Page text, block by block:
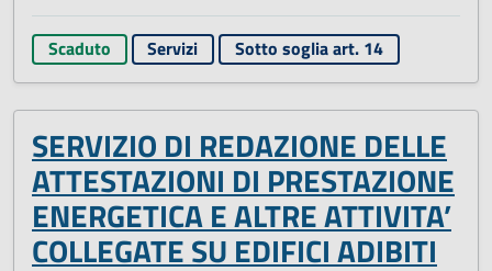
Scaduto Servizi Sotto soglia art. 14
SERVIZIO DI REDAZIONE DELLE
ATTESTAZIONI DI PRESTAZIONE
ENERGETICA E ALTRE ATTIVITA’
COLLEGATE SU EDIFICI ADIBITI